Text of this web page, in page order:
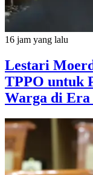
16 jam yang lalu
Lestari
TPPO untuk
Warga di